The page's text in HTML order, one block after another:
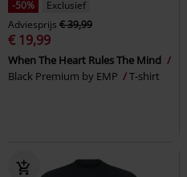
-50%
Exclusief
Adviesprijs € 39,99
€ 19,99
When The Heart Rules The Mind
Black Premium by EMP
T-shirt